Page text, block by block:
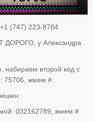
(747) 223-8784
у Александра
набираем второй код с
75706, жмем #.
032162789, жмем #